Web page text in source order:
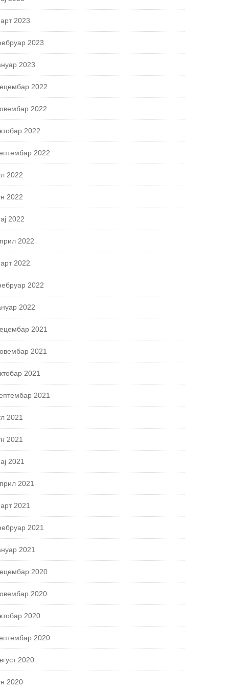
2023
2023
2023
2022
2022
2022
2022
2022
2022
2022
2022
2022
2022
2022
2021
2021
2021
2021
2021
2021
2021
2021
2021
2021
2021
2020
2020
2020
2020
2020
2020